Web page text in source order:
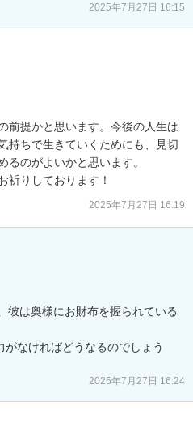
2025年7月27日 16:15
前提かと思います。今後の人生は
持ちで生きていくためにも、見切
るのがよいかと思います。
祈りしております！
2025年7月27日 16:19
彼は奥様にお財布を握られている
なければどうなるのでしょう
2025年7月27日 16:24